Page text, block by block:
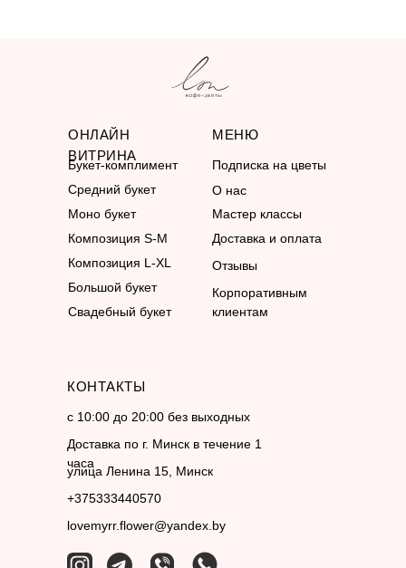
ОНЛАЙН
ВИТРИНА
МЕНЮ
КОНТАКТЫ
Букет-комплимент
Средний букет
Моно букет
Композиция S-M
Композиция L-XL
Большой букет
Свадебный букет
Подписка на цветы
О нас
Мастер классы
Доставка и оплата
с 10:00 до 20:00 без выходных
Доставка по г. Минск в течение 1
часа
улица Ленина 15, Минск
+375333440570
lovemyrr.flower@yandex.by
Корпоративным
клиентам
Отзывы